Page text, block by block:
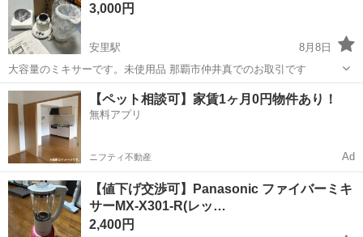
3,000円
安里駅
8月8日
大容量のミキサーです。未使用品 那覇市仲井真でのお取引です
沖縄 那覇市 安里駅 キッチン家電
【ペット相談可】家賃1ヶ月0円物件あり！
無料アプリ
ニフティ不動産 Ad
【値下げ交渉可】Panasonic ファイバーミキ
サーMX-X301-R(レッ…
2,400円